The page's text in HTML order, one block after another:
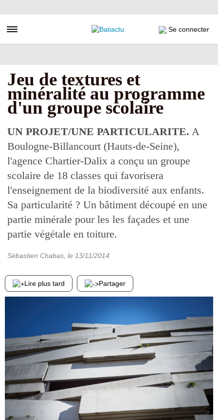
au
principal
Toggle navigation Se connecter
Jeu de textures et
minéralité au programme
d'un groupe scolaire
UN PROJET/UNE PARTICULARITE. A
Boulogne-Billancourt (Hauts-de-Seine),
l'agence Chartier-Dalix a conçu un groupe
scolaire de 18 classes qui favorisera
l'enseignement de la biodiversité aux enfants.
Sa particularité ? Un bâtiment découpé en une
partie minérale pour les les façades et une
partie végétale en toiture.
Sébastien Chabas , le 13/11/2014
Lire plus tard Partager